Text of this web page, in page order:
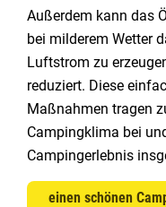
Außerdem kann das
bei milderem Wetter
Luftstrom zu
reduziert. Diese
Maßnahmen tragen
Campingklima bei
Campingerlebnis
einen schönen